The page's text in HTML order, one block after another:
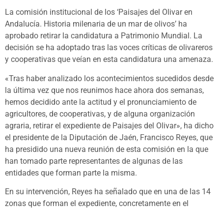
La comisión institucional de los ‘Paisajes del Olivar en
Andalucía. Historia milenaria de un mar de olivos’ ha
aprobado retirar la candidatura a Patrimonio Mundial. La
decisión se ha adoptado tras las voces críticas de olivareros
y cooperativas que veían en esta candidatura una amenaza.
«Tras haber analizado los acontecimientos sucedidos desde
la última vez que nos reunimos hace ahora dos semanas,
hemos decidido ante la actitud y el pronunciamiento de
agricultores, de cooperativas, y de alguna organización
agraria, retirar el expediente de Paisajes del Olivar», ha dicho
el presidente de la Diputación de Jaén, Francisco Reyes, que
ha presidido una nueva reunión de esta comisión en la que
han tomado parte representantes de algunas de las
entidades que forman parte la misma.
En su intervención, Reyes ha señalado que en una de las 14
zonas que forman el expediente, concretamente en el